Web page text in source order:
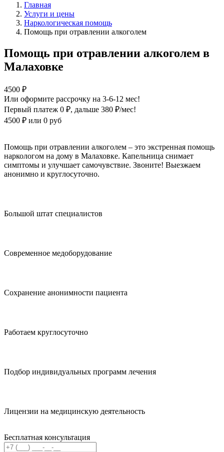
Главная
Услуги и цены
Наркологическая помощь
Помощь при отравлении алкоголем
Помощь при отравлении алкоголем в
Малаховке
4500 ₽
Или оформите рассрочку на 3-6-12 мес!
Первый платеж 0 ₽, дальше 380 ₽/мес!
4500 ₽ или 0 руб
Помощь при отравлении алкоголем – это экстренная помощь
наркологом на дому в Малаховке. Капельница снимает
симптомы и улучшает самочувствие. Звоните! Выезжаем
анонимно и круглосуточно.
Большой штат специалистов
Современное медоборудование
Сохранение анонимности пациента
Работаем круглосуточно
Подбор индивидуальных программ лечения
Лицензии на медицинскую деятельность
Бесплатная консультация